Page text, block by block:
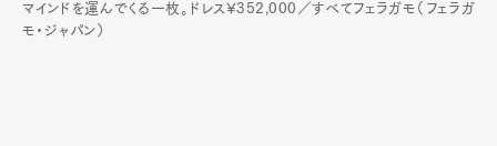
マインドを運んでくる一枚。ドレス¥352,000／すべてフェラガモ（フェラガ
モ・ジャパン）